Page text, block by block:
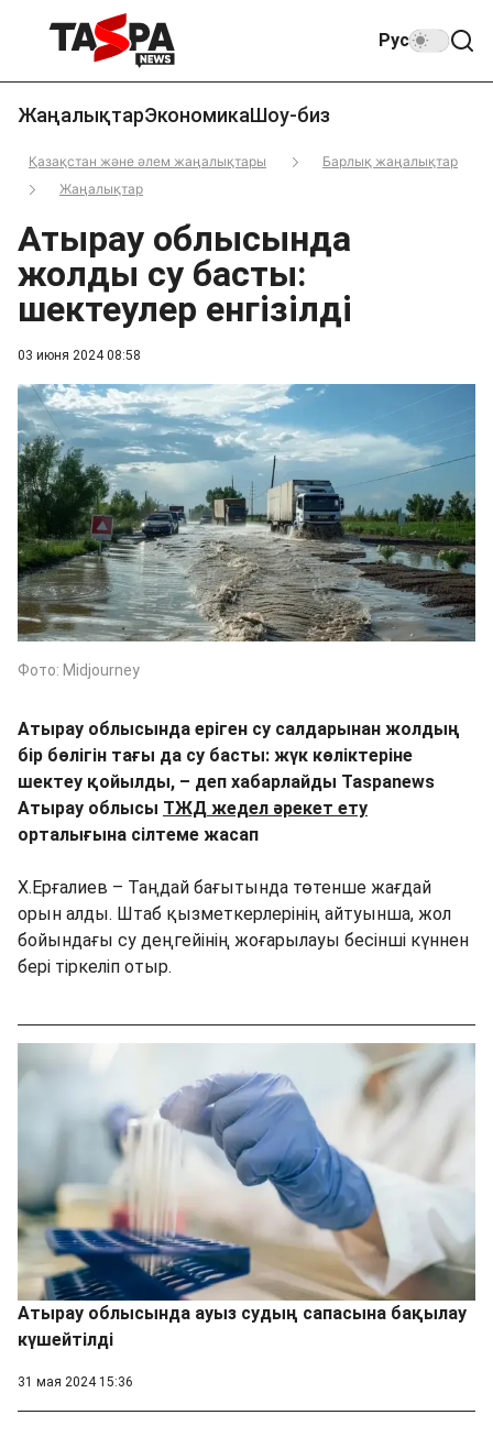
Рус
ЖаңалықтарЭкономикаШоу-биз
Қазақстан және әлем жаңалықтары
Барлық жаңалықтар
Жаңалықтар
03 июня 2024 08:58
Атырау облысында
жолды су басты:
шектеулер енгізілді
Фото: Midjourney
Атырау облысында еріген су салдарынан жолдың
бір бөлігін тағы да су басты: жүк көліктеріне
шектеу қойылды, – деп хабарлайды Taspanews
Атырау облысы ТЖД жедел әрекет ету
орталығына сілтеме жасап
Х.Ерғалиев – Таңдай бағытында төтенше жағдай
орын алды. Штаб қызметкерлерінің айтуынша, жол
бойындағы су деңгейінің жоғарылауы бесінші күннен
бері тіркеліп отыр.
Атырау облысында ауыз судың сапасына бақылау
күшейтілді
31 мая 2024 15:36